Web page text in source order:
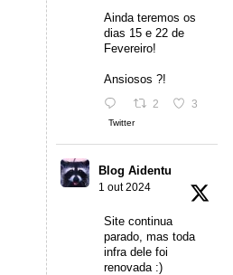
Ainda teremos os
dias 15 e 22 de
Fevereiro!
Ansiosos ?!
2 3
Twitter
Blog Aidentu
1 out 2024
Site continua
parado, mas toda
infra dele foi
renovada :)